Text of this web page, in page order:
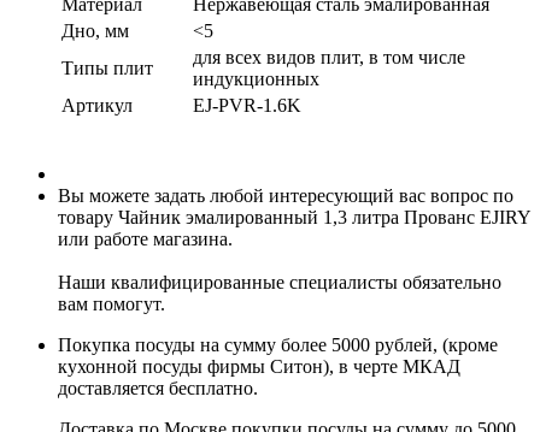
Дно, мм
<5
Типы плит
для всех видов плит, в том числе
индукционных
Артикул
EJ-PVR-1.6K
Вы можете задать любой интересующий вас вопрос по
товару Чайник эмалированный 1,3 литра Прованс EJIRY
или работе магазина.
Наши квалифицированные специалисты обязательно
вам помогут.
Покупка посуды на сумму более 5000 рублей, (кроме
кухонной посуды фирмы Ситон), в черте МКАД
доставляется бесплатно.